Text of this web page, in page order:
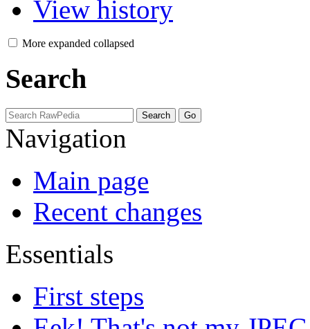
View history
More expanded collapsed
Search
Navigation
Main page
Recent changes
Essentials
First steps